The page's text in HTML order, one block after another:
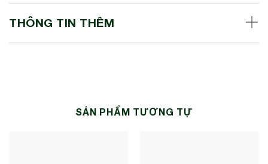
THÔNG TIN THÊM
SẢN PHẨM TƯƠNG TỰ